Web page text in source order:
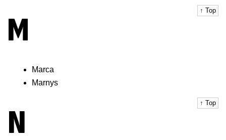
↑ Top
M
Marca
Marnys
↑ Top
N